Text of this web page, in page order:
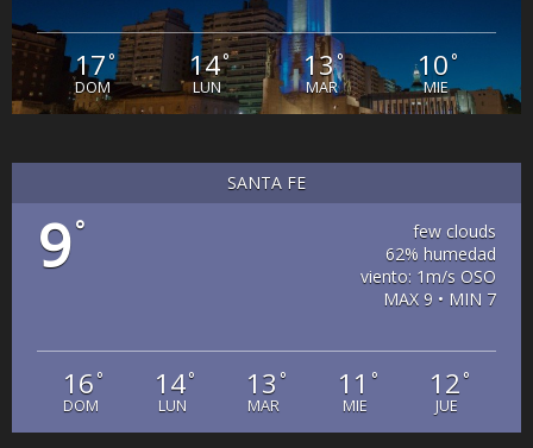
17°
DOM
14°
LUN
13°
MAR
10°
MIE
SANTA FE
9°
few clouds
62% humedad
viento: 1m/s OSO
MAX 9 • MIN 7
16°
DOM
14°
LUN
13 °
MAR
11 °
MIE
12°
JUE